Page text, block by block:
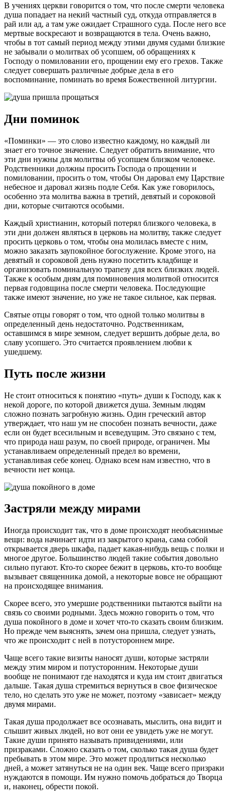
В учениях церкви говорится о том, что после смерти человека
душа попадает на некий частный суд, откуда отправляется в
рай или ад, а там уже ожидает Страшного суда. После него все
мертвые воскресают и возвращаются в тела. Очень важно,
чтобы в тот самый период между этими двумя судами близкие
не забывали о молитвах об усопшем, об обращениях к
Господу о помиловании его, прощении ему его грехов. Также
следует совершать различные добрые дела в его
воспоминание, поминать во время Божественной литургии.
Дни поминок
«Поминки» — это слово известно каждому, но каждый ли
знает его точное значение. Следует обратить внимание, что
эти дни нужны для молитвы об усопшем близком человеке.
Родственники должны просить Господа о прощении и
помиловании, просить о том, чтобы Он даровал ему Царствие
небесное и даровал жизнь подле Себя. Как уже говорилось,
особенно эта молитва важна в третий, девятый и сороковой
дни, которые считаются особыми.
Каждый христианин, который потерял близкого человека, в
эти дни должен являться в церковь на молитву, также следует
просить церковь о том, чтобы она молилась вместе с ним,
можно заказать заупокойное богослужение. Кроме этого, на
девятый и сороковой день нужно посетить кладбище и
организовать поминальную трапезу для всех близких людей.
Также к особым дням для поминовения молитвой относится
первая годовщина после смерти человека. Последующие
также имеют значение, но уже не такое сильное, как первая.
Святые отцы говорят о том, что одной только молитвы в
определенный день недостаточно. Родственникам,
оставшимся в мире земном, следует вершить добрые дела, во
славу усопшего. Это считается проявлением любви к
ушедшему.
Путь после жизни
Не стоит относиться к понятию «путь» души к Господу, как к
некой дороге, по которой движется душа. Земным людям
сложно познать загробную жизнь. Один греческий автор
утверждает, что наш ум не способен познать вечности, даже
если он будет всесильным и всеведущим. Это связано с тем,
что природа наш разум, по своей природе, ограничен. Мы
устанавливаем определенный предел во времени,
устанавливая себе конец. Однако всем нам известно, что в
вечности нет конца.
Застряли между мирами
Иногда происходит так, что в доме происходят необъяснимые
вещи: вода начинает идти из закрытого крана, сама собой
открывается дверь шкафа, падает какая-нибудь вещь с полки и
многое другое. Большинство людей такие события довольно
сильно пугают. Кто-то скорее бежит в церковь, кто-то вообще
вызывает священника домой, а некоторые вовсе не обращают
на происходящее внимания.
Скорее всего, это умершие родственники пытаются выйти на
связь со своими родными. Здесь можно говорить о том, что
душа покойного в доме и хочет что-то сказать своим близким.
Но прежде чем выяснять, зачем она пришла, следует узнать,
что же происходит с ней в потустороннем мире.
Чаще всего такие визиты наносят души, которые застряли
между этим миром и потусторонним. Некоторые души
вообще не понимают где находятся и куда им стоит двигаться
дальше. Такая душа стремиться вернуться в свое физическое
тело, но сделать это уже не может, поэтому «зависает» между
двумя мирами.
Такая душа продолжает все осознавать, мыслить, она видит и
слышит живых людей, но вот они ее увидеть уже не могут.
Такие души принято называть привидениями, или
призраками. Сложно сказать о том, сколько такая душа будет
пребывать в этом мире. Это может продлиться несколько
дней, а может затянуться не на один век. Чаще всего призраки
нуждаются в помощи. Им нужно помочь добраться до Творца
и, наконец, обрести покой.